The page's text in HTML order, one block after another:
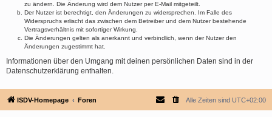
zu ändern. Die Änderung wird dem Nutzer per E-Mail mitgeteilt.
Der Nutzer ist berechtigt, den Änderungen zu widersprechen. Im Falle des
Widerspruchs erlischt das zwischen dem Betreiber und dem Nutzer bestehende
Vertragsverhältnis mit sofortiger Wirkung.
Die Änderungen gelten als anerkannt und verbindlich, wenn der Nutzer den
Änderungen zugestimmt hat.
Informationen über den Umgang mit deinen persönlichen Daten sind in der
Datenschutzerklärung enthalten.
ISDV-Homepage Foren Alle Zeiten sind UTC+02:00